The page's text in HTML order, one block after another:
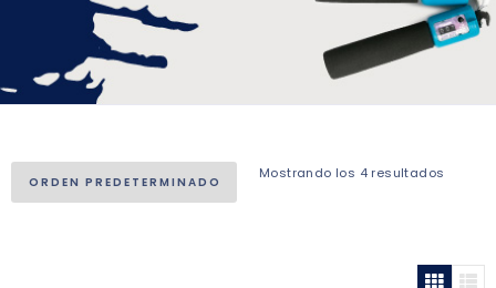
Mostrando los 4 resultados